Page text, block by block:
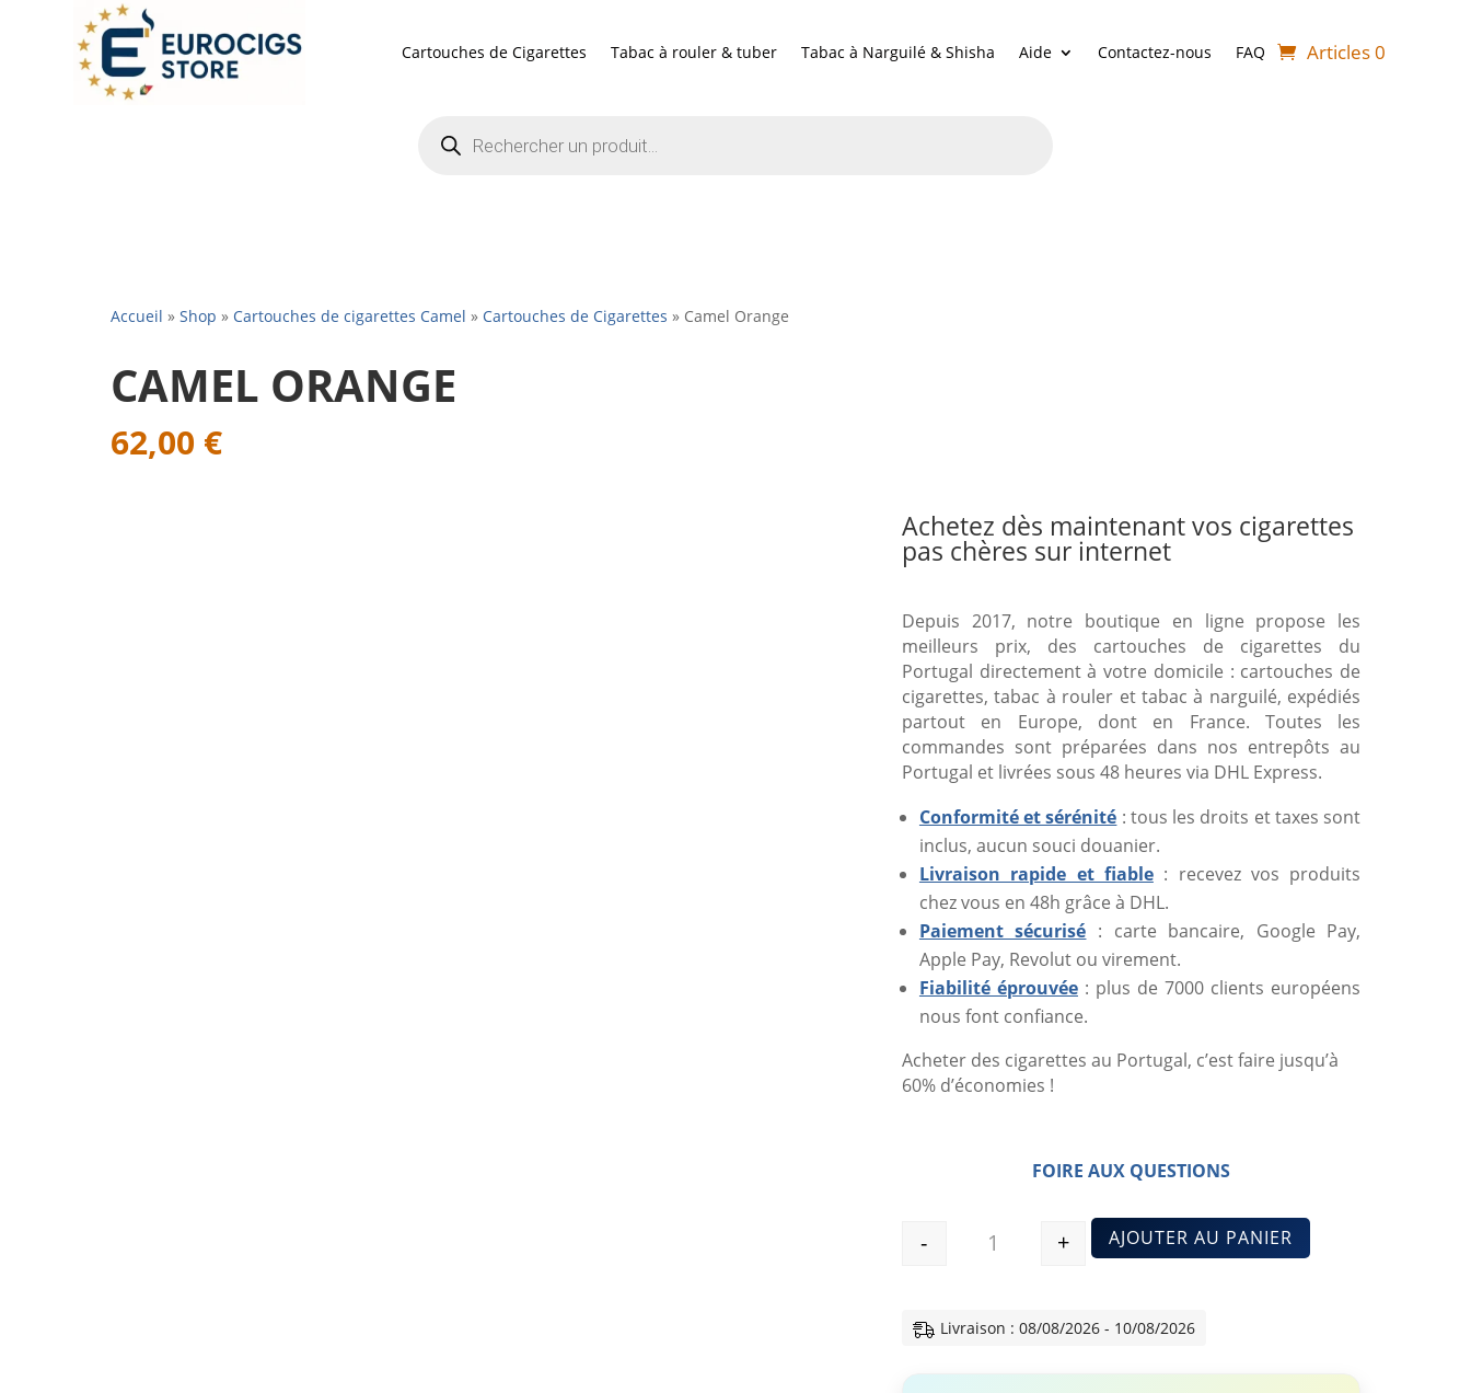
Cartouches de Cigarettes Tabac à rouler & tuber Tabac à Narguilé & Shisha Aide Contactez-nous FAQ Articles 0
produits
Accueil » Shop » Cartouches de cigarettes Camel » Cartouches de Cigarettes » Camel Orange
CAMEL ORANGE
62,00 €
Achetez dès maintenant vos cigarettes
pas chères sur internet
Depuis 2017, notre boutique en ligne propose les
meilleurs prix, des cartouches de cigarettes du
Portugal directement à votre domicile : cartouches de
cigarettes, tabac à rouler et tabac à narguilé, expédiés
partout en Europe, dont en France. Toutes les
commandes sont préparées dans nos entrepôts au
Portugal et livrées sous 48 heures via DHL Express.
Conformité et sérénité : tous les droits et taxes sont
inclus, aucun souci douanier.
Livraison rapide et fiable: recevez vos produits
chez vous en 48h grâce à DHL.
Paiement sécurisé : carte bancaire, Google Pay,
Apple Pay, Revolut ou virement.
Fiabilité éprouvée: plus de 7000 clients européens
nous font confiance.
Acheter des cigarettes au Portugal, c’est faire jusqu’à
60% d’économies !
FOIRE AUX QUESTIONS
Quantité
- + AJOUTER AU PANIER
Livraison : 08/08/2026 - 10/08/2026